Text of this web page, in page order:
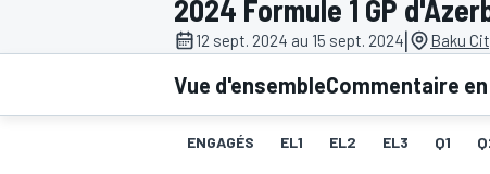
2024 Formule 1 GP
12 sept. 2024 au 15 sept. 2024| Baku
Vue d'ensembleCommentaire
ENGAGÉS EL1 EL2 EL3 Q1